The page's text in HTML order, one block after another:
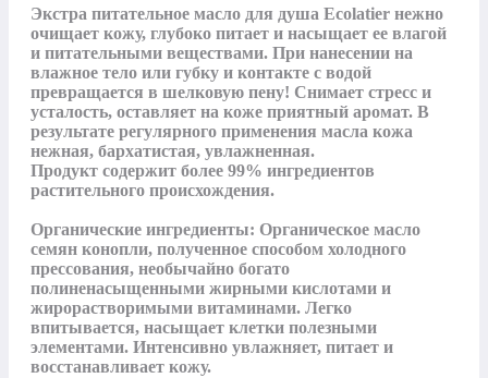
Экстра питательное масло для душа Ecolatier нежно
очищает кожу, глубоко питает и насыщает ее влагой
и питательными веществами. При нанесении на
влажное тело или губку и контакте с водой
превращается в шелковую пену! Снимает стресс и
усталость, оставляет на коже приятный аромат. В
результате регулярного применения масла кожа
нежная, бархатистая, увлажненная.
Продукт содержит более 99% ингредиентов
растительного происхождения.
Органические ингредиенты: Органическое масло
семян конопли, полученное способом холодного
прессования, необычайно богато
полиненасыщенными жирными кислотами и
жирорастворимыми витаминами. Легко
впитывается, насыщает клетки полезными
элементами. Интенсивно увлажняет, питает и
восстанавливает кожу.